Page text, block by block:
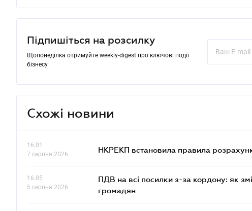
Підпишіться на розсилку
Щопонеділка отримуйте weekly-digest про ключові події
бізнесу
Схожі новини
16.01
7 серпня 2026
НКРЕКП встановила правила
16.05
5 серпня 2026
ПДВ на всі посилки з-за кордону: як
громадян